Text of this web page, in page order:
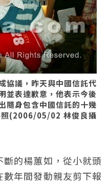
協議，昨天與中國信託代
並表達歉意，他表示今後
隨身包含中國信託的十幾
照(2006/05/02 林俊良攝
的楊蕙如，從小就頭
年間發動親友剪下報